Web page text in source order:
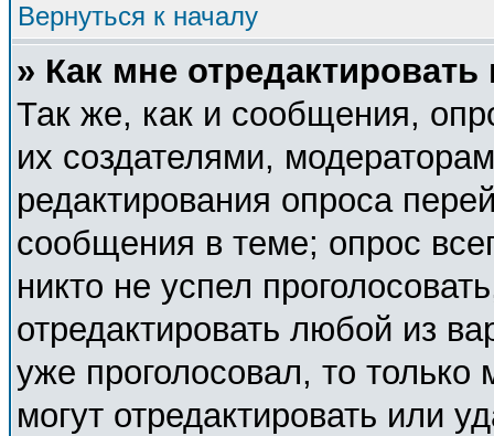
Вернуться к началу
» Как мне
Так же, как и сообщения,
их создателями,
редактирования опроса
сообщения в теме; опрос
никто не успел
отредактировать любой из
уже проголосовал, то
могут отредактировать или